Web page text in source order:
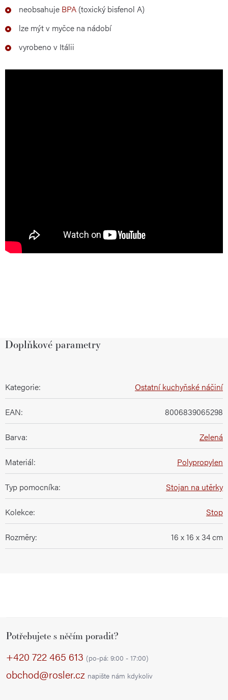
neobsahuje BPA (toxický bisfenol A)
lze mýt v myčce na nádobí
vyrobeno v Itálii
Doplňkové parametry
Kategorie: Ostatní kuchyňské náčiní
EAN: 8006839065298
Barva: Zelená
Materiál: Polypropylen
Typ pomocníka: Stojan na utěrky
Kolekce: Stop
Rozměry: 16 x 16 x 34 cm
Potřebujete s něčím poradit?
+420 722 465 613 (po-pá: 9:00 - 17:00)
obchod@rosler.cz napište nám kdykoliv